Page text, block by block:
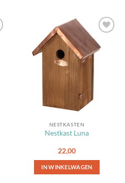
Toevoegen
aan
favorieten
NESTKASTEN
Nestkast Luna
22,00
IN WINKELWAGEN